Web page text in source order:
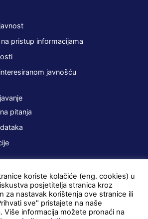
pristup informacijama
javnošću
pitanja
koriste kolačiće (eng. cookies) u
posjetitelja stranica kroz
za nastavak korištenja ove stranice ili
sve" pristajete na naše
Više informacija možete pronaći na